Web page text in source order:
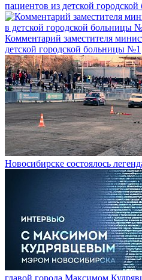
пациентов из детской
Комментарий заместителя
детской городской больницы №1
Новосибирске состоялось
главой города Максимом